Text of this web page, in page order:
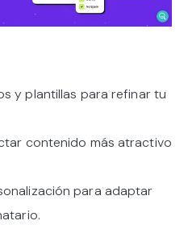
y plantillas para refinar tu
contenido más atractivo
para adaptar